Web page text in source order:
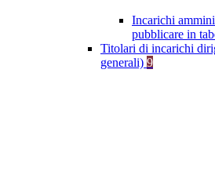
Incarichi
pubblicare in
Titolari di incarichi
generali) 9